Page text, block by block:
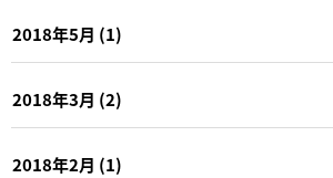
2018年5月 (1)
2018年3月 (2)
2018年2月 (1)